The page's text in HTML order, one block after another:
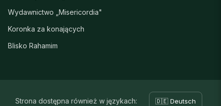
Wydawnictwo „Misericordia"
Koronka za konających
Blisko Rahamim
Strona dostępna również w językach: 🇩🇪 Deutsch